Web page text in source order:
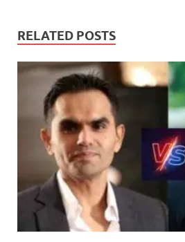
s
A
p
p
b
o
o
k
er
ie
n
dl
y
RELATED POSTS